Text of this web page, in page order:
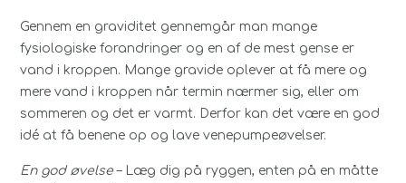
Gennem en graviditet gennemgår man mange
fysiologiske forandringer og en af de mest gense er
vand i kroppen. Mange gravide oplever at få mere og
mere vand i kroppen når termin nærmer sig, eller om
sommeren og det er varmt. Derfor kan det være en god
idé at få benene op og lave venepumpeøvelser.
En god øvelse– Læg dig på ryggen, enten på en måtte